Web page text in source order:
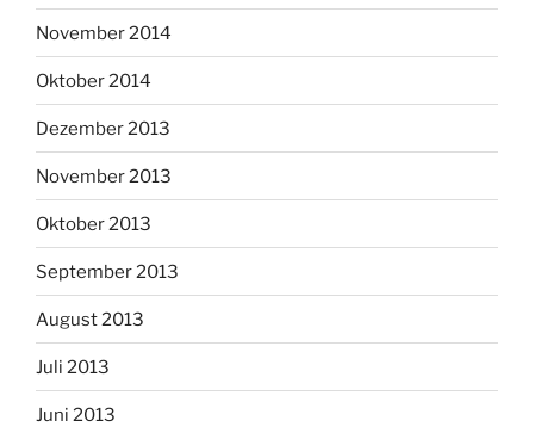
November 2014
Oktober 2014
Dezember 2013
November 2013
Oktober 2013
September 2013
August 2013
Juli 2013
Juni 2013